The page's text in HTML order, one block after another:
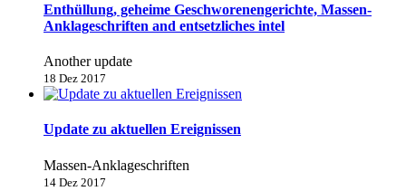
Enthüllung, geheime Geschworenengerichte, Massen-
Anklageschriften and entsetzliches intel
Another update
18 Dez 2017
Update zu aktuellen Ereignissen
Massen-Anklageschriften
14 Dez 2017